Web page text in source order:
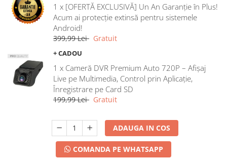
1 x [OFERTĂ EXCLUSIVĂ] Un An Garanție în Plus!
Acum ai protecție extinsă pentru sistemele
Android!
399,99 Lei Gratuit
+ CADOU
1 x Cameră DVR Premium Auto 720P – Afișaj
Live pe Multimedia, Control prin Aplicație,
Înregistrare pe Card SD
199,99 Lei Gratuit
ADAUGA IN COS
COMANDA PE WHATSAPP